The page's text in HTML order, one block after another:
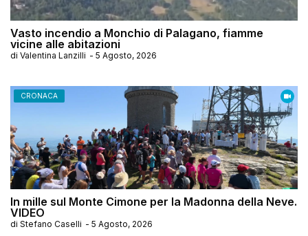
Vasto incendio a Monchio di Palagano, fiamme
vicine alle abitazioni
di Valentina Lanzilli - 5 Agosto, 2026
CRONACA
In mille sul Monte Cimone per la Madonna della Neve.
VIDEO
di Stefano Caselli - 5 Agosto, 2026